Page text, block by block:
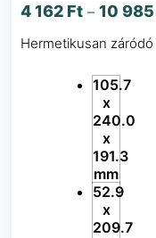
4 162 Ft – 10 985
Hermetikusan
105.7
x
240.0
x
191.3
mm
52.9
x
209.7